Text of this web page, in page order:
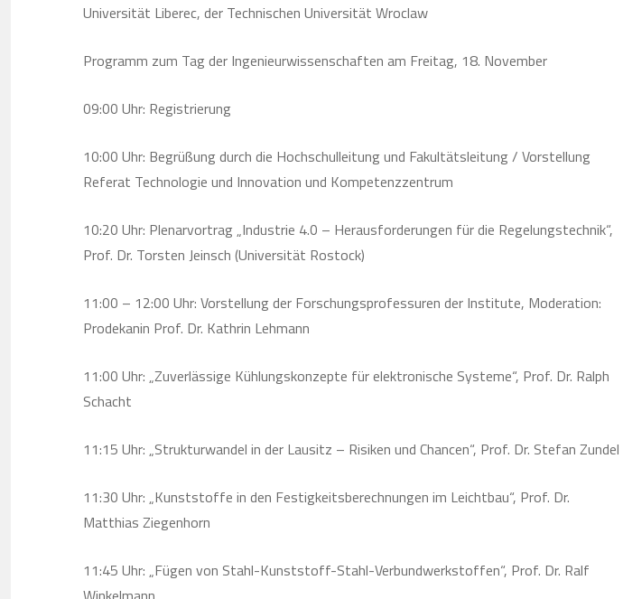
Universität Liberec, der Technischen Universität Wroclaw
Programm zum Tag der Ingenieurwissenschaften am Freitag, 18. November
09:00 Uhr: Registrierung
10:00 Uhr: Begrüßung durch die Hochschulleitung und Fakultätsleitung / Vorstellung
Referat Technologie und Innovation und Kompetenzzentrum
10:20 Uhr: Plenarvortrag „Industrie 4.0 – Herausforderungen für die Regelungstechnik“,
Prof. Dr. Torsten Jeinsch (Universität Rostock)
11:00 – 12:00 Uhr: Vorstellung der Forschungsprofessuren der Institute, Moderation:
Prodekanin Prof. Dr. Kathrin Lehmann
11:00 Uhr: „Zuverlässige Kühlungskonzepte für elektronische Systeme“, Prof. Dr. Ralph
Schacht
11:15 Uhr: „Strukturwandel in der Lausitz – Risiken und Chancen“, Prof. Dr. Stefan Zundel
11:30 Uhr: „Kunststoffe in den Festigkeitsberechnungen im Leichtbau“, Prof. Dr.
Matthias Ziegenhorn
11:45 Uhr: „Fügen von Stahl-Kunststoff-Stahl-Verbundwerkstoffen“, Prof. Dr. Ralf